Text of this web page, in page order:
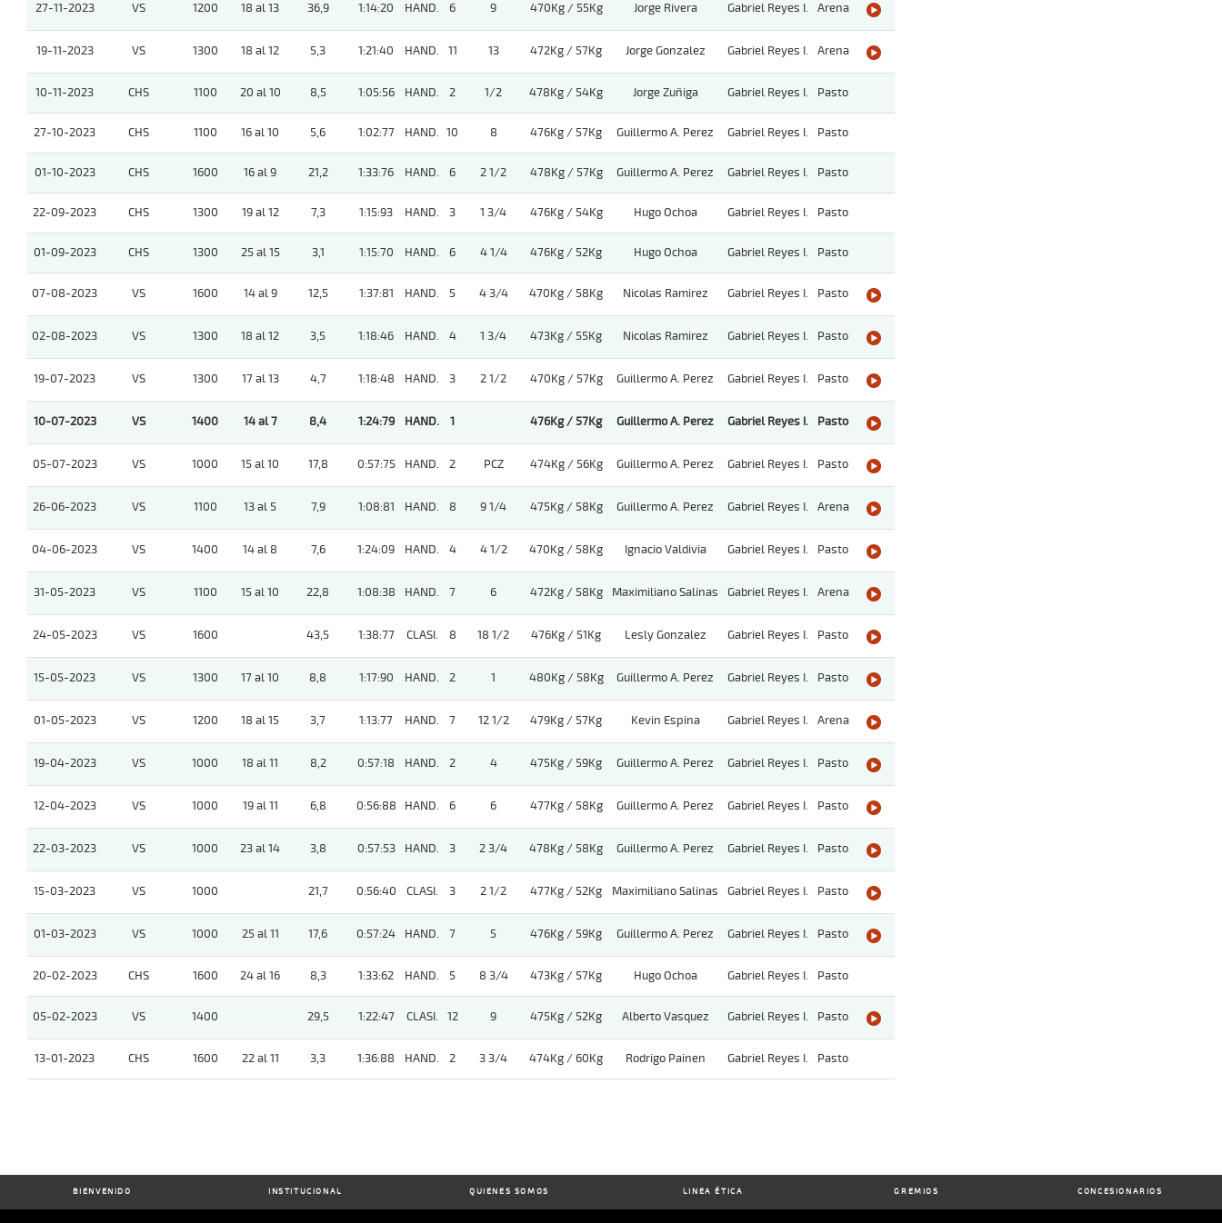
27-11-2023 VS 1200 18 al 13 36,9 1:14:20 HAND. 6 9 470Kg / 55Kg Jorge Rivera Gabriel Reyes I. Arena
19-11-2023 VS 1300 18 al 12 5,3 1:21:40 HAND. 11 13 472Kg / 57Kg Jorge Gonzalez Gabriel Reyes I. Arena
10-11-2023 CHS 1100 20 al 10 8,5 1:05:56 HAND. 2 1/2 478Kg / 54Kg Jorge Zuñiga Gabriel Reyes I. Pasto
27-10-2023 CHS 1100 16 al 10 5,6 1:02:77 HAND. 10 8 476Kg / 57Kg Guillermo A. Perez Gabriel Reyes I. Pasto
01-10-2023 CHS 1600 16 al 9 21,2 1:33:76 HAND. 6 2 1/2 478Kg / 57Kg Guillermo A. Perez Gabriel Reyes I. Pasto
22-09-2023 CHS 1300 19 al 12 7,3 1:15:93 HAND. 3 1 3/4 476Kg / 54Kg Hugo Ochoa Gabriel Reyes I. Pasto
01-09-2023 CHS 1300 25 al 15 3,1 1:15:70 HAND. 6 4 1/4 476Kg / 52Kg Hugo Ochoa Gabriel Reyes I. Pasto
07-08-2023 VS 1600 14 al 9 12,5 1:37:81 HAND. 5 4 3/4 470Kg / 58Kg Nicolas Ramirez Gabriel Reyes I. Pasto
02-08-2023 VS 1300 18 al 12 3,5 1:18:46 HAND. 4 1 3/4 473Kg / 55Kg Nicolas Ramirez Gabriel Reyes I. Pasto
19-07-2023 VS 1300 17 al 13 4,7 1:18:48 HAND. 3 2 1/2 470Kg / 57Kg Guillermo A. Perez Gabriel Reyes I. Pasto
10-07-2023 VS 1400 14 al 7 8,4 1:24:79 HAND. 1 476Kg / 57Kg Guillermo A. Perez Gabriel Reyes I. Pasto
05-07-2023 VS 1000 15 al 10 17,8 0:57:75 HAND. 2 PCZ 474Kg / 56Kg Guillermo A. Perez Gabriel Reyes I. Pasto
26-06-2023 VS 1100 13 al 5 7,9 1:08:81 HAND. 8 9 1/4 475Kg / 58Kg Guillermo A. Perez Gabriel Reyes I. Arena
04-06-2023 VS 1400 14 al 8 7,6 1:24:09 HAND. 4 4 1/2 470Kg / 58Kg Ignacio Valdivia Gabriel Reyes I. Pasto
31-05-2023 VS 1100 15 al 10 22,8 1:08:38 HAND. 7 6 472Kg / 58Kg Maximiliano Salinas Gabriel Reyes I. Arena
24-05-2023 VS 1600 43,5 1:38:77 CLASI. 8 18 1/2 476Kg / 51Kg Lesly Gonzalez Gabriel Reyes I. Pasto
15-05-2023 VS 1300 17 al 10 8,8 1:17:90 HAND. 2 1 480Kg / 58Kg Guillermo A. Perez Gabriel Reyes I. Pasto
01-05-2023 VS 1200 18 al 15 3,7 1:13:77 HAND. 7 12 1/2 479Kg / 57Kg Kevin Espina Gabriel Reyes I. Arena
19-04-2023 VS 1000 18 al 11 8,2 0:57:18 HAND. 2 4 475Kg / 59Kg Guillermo A. Perez Gabriel Reyes I. Pasto
12-04-2023 VS 1000 19 al 11 6,8 0:56:88 HAND. 6 6 477Kg / 58Kg Guillermo A. Perez Gabriel Reyes I. Pasto
22-03-2023 VS 1000 23 al 14 3,8 0:57:53 HAND. 3 2 3/4 478Kg / 58Kg Guillermo A. Perez Gabriel Reyes I. Pasto
15-03-2023 VS 1000 21,7 0:56:40 CLASI. 3 2 1/2 477Kg / 52Kg Maximiliano Salinas Gabriel Reyes I. Pasto
01-03-2023 VS 1000 25 al 11 17,6 0:57:24 HAND. 7 5 476Kg / 59Kg Guillermo A. Perez Gabriel Reyes I. Pasto
20-02-2023 CHS 1600 24 al 16 8,3 1:33:62 HAND. 5 8 3/4 473Kg / 57Kg Hugo Ochoa Gabriel Reyes I. Pasto
05-02-2023 VS 1400 29,5 1:22:47 CLASI. 12 9 475Kg / 52Kg Alberto Vasquez Gabriel Reyes I. Pasto
13-01-2023 CHS 1600 22 al 11 3,3 1:36:88 HAND. 2 3 3/4 474Kg / 60Kg Rodrigo Painen Gabriel Reyes I. Pasto
BIENVENIDO INSTITUCIONAL QUIENES SOMOS LINEA ÉTICA GREMIOS CONCESIONARIOS